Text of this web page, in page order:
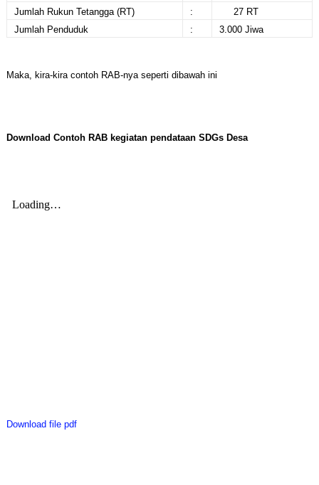
Jumlah Rukun Tetangga (RT)
:
27 RT
Jumlah Penduduk
: 3.000 Jiwa
Maka, kira-kira contoh RAB-nya seperti dibawah ini
Download Contoh RAB kegiatan pendataan SDGs Desa
Download file pdf